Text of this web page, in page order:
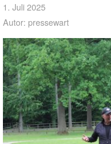
1. Juli 2025
Autor: pressewart